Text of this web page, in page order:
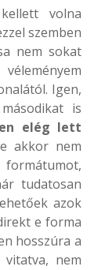
volna
szemben
nem sokat
Igen,
is
elég lett
akkor nem
tudatosan
azok
e forma
hosszúra a
nem